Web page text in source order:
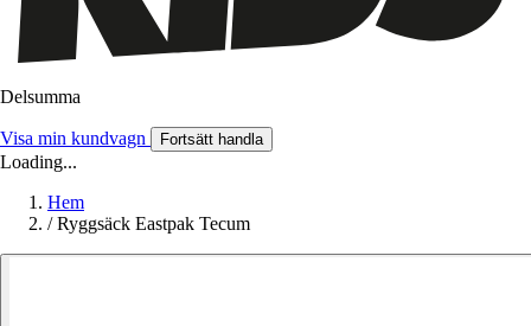
Delsumma
Visa min kundvagn Fortsätt handla
Loading...
Hem
/ Ryggsäck Eastpak Tecum